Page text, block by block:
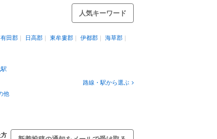
人気キーワード
有田郡 日高郡 東牟婁郡 伊都郡 海草郡
路線・駅から選ぶ
他